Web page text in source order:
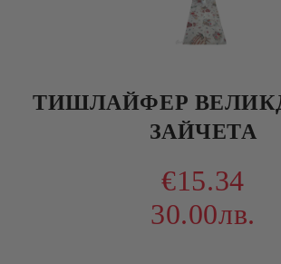
ТИШЛАЙФЕР
ЗАЙЧЕТА
€15.34
30.00лв.